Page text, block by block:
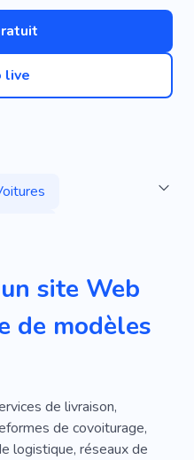
live
Partage De Voiture
Carrosserie
De Voiture
Des Voitures
site Web
de modèles
de livraison,
de covoiturage,
logistique, réseaux de